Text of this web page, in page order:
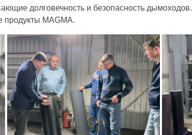
долговечность и безопасность дымоходов.
MAGMA.